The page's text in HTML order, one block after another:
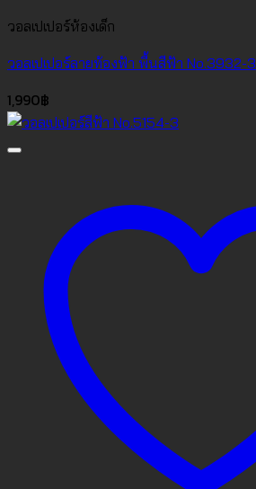
วอลเปเปอร์ห้องเด็ก
วอลเปเปอร์ลายท้องฟ้า พื้นสีฟ้า No.3932-3
1,990฿